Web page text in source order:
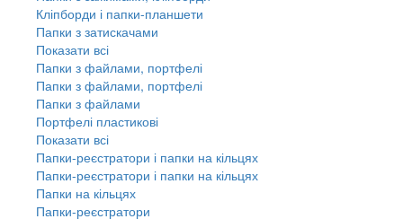
Кліпборди і папки-планшети
Папки з затискачами
Показати всі
Папки з файлами, портфелі
Папки з файлами, портфелі
Папки з файлами
Портфелі пластикові
Показати всі
Папки-реєстратори і папки на кільцях
Папки-реєстратори і папки на кільцях
Папки на кільцях
Папки-реєстратори